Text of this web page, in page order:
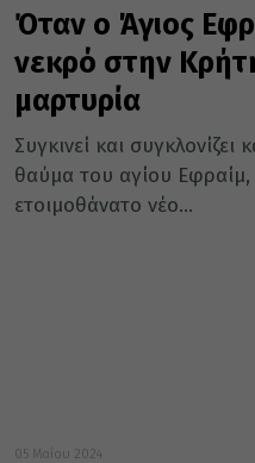
Όταν ο Άγιος
νεκρό στην
μαρτυρία
Συγκινεί και
θαύμα του αγίου
ετοιμοθάνατο νέο...
05 Μαΐου 2024